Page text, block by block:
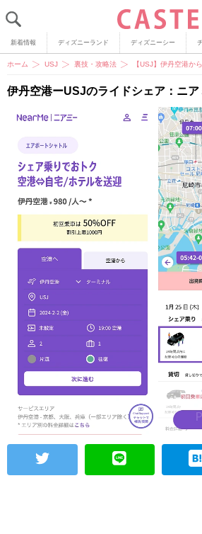
新着情報 ディズニーランド ディズニーシー
ホーム USJ 裏技・攻略法 【USJ】伊丹空港か
伊丹空港ーUSJのライドシェア：ニ